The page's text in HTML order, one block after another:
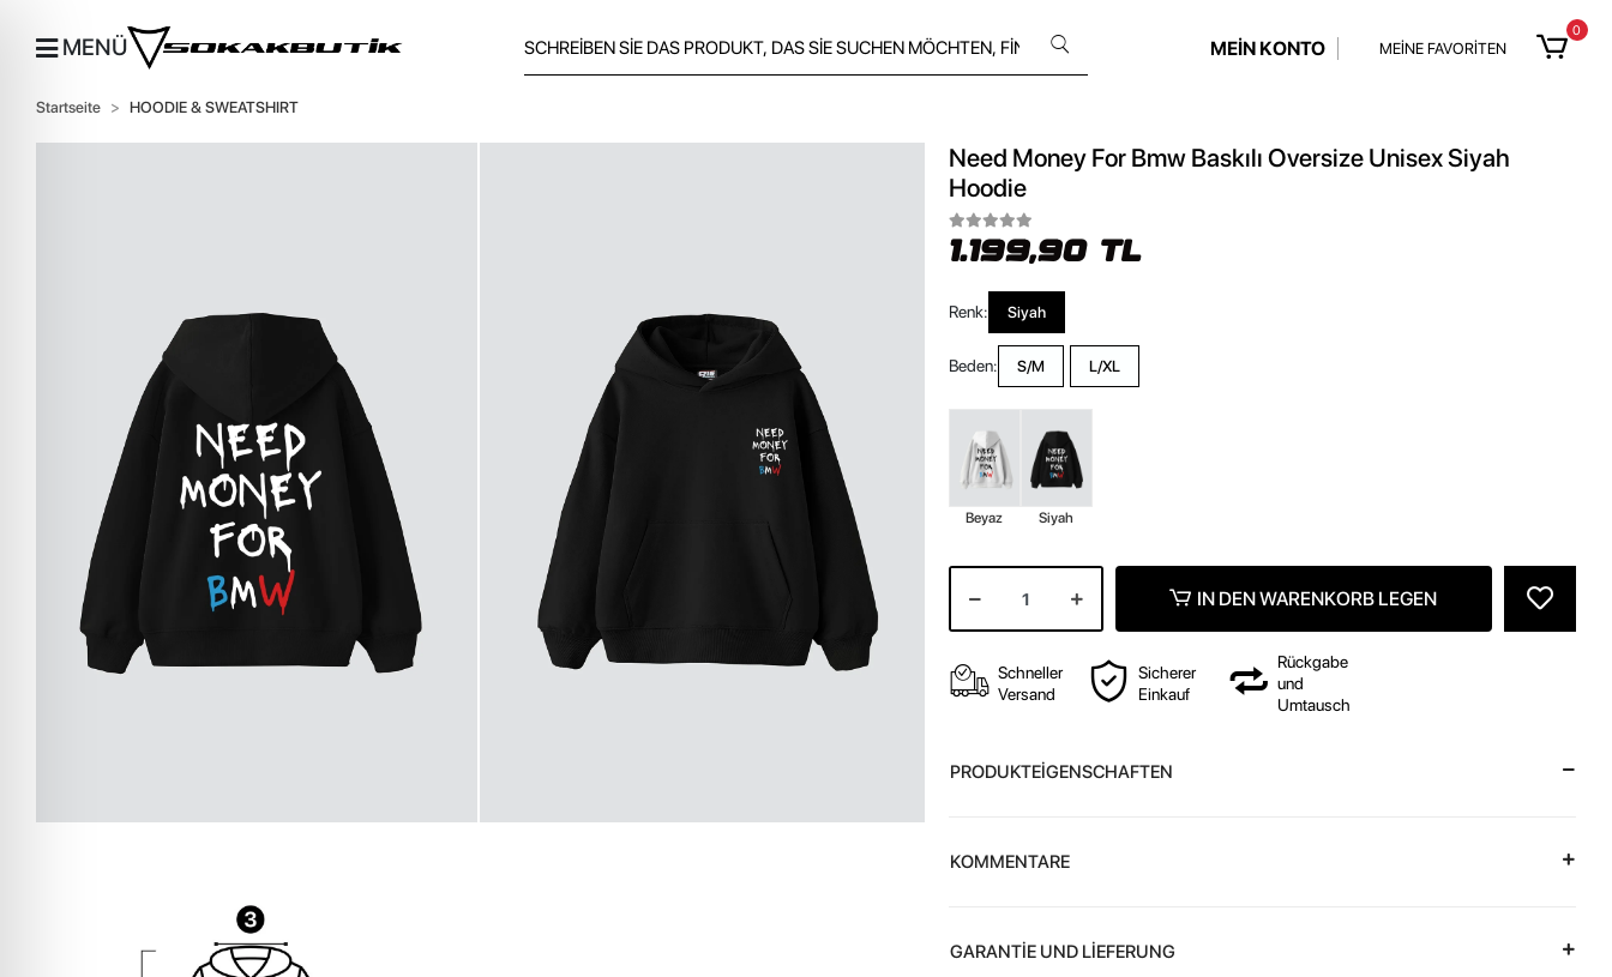
MENÜ MEİN KONTO MEİNE FAVORİTEN
0
Startseite HOODIE & SWEATSHIRT
Need Money For Bmw Baskılı Oversize Unisex Siyah
Hoodie
1.199,90 TL
Renk: Siyah
Beden: S/M L/XL
Beyaz Siyah
IN DEN WARENKORB LEGEN
Schneller
Versand
Sicherer
Einkauf
Rückgabe
und
Umtausch
PRODUKTEİGENSCHAFTEN
KOMMENTARE
GARANTİE UND LİEFERUNG